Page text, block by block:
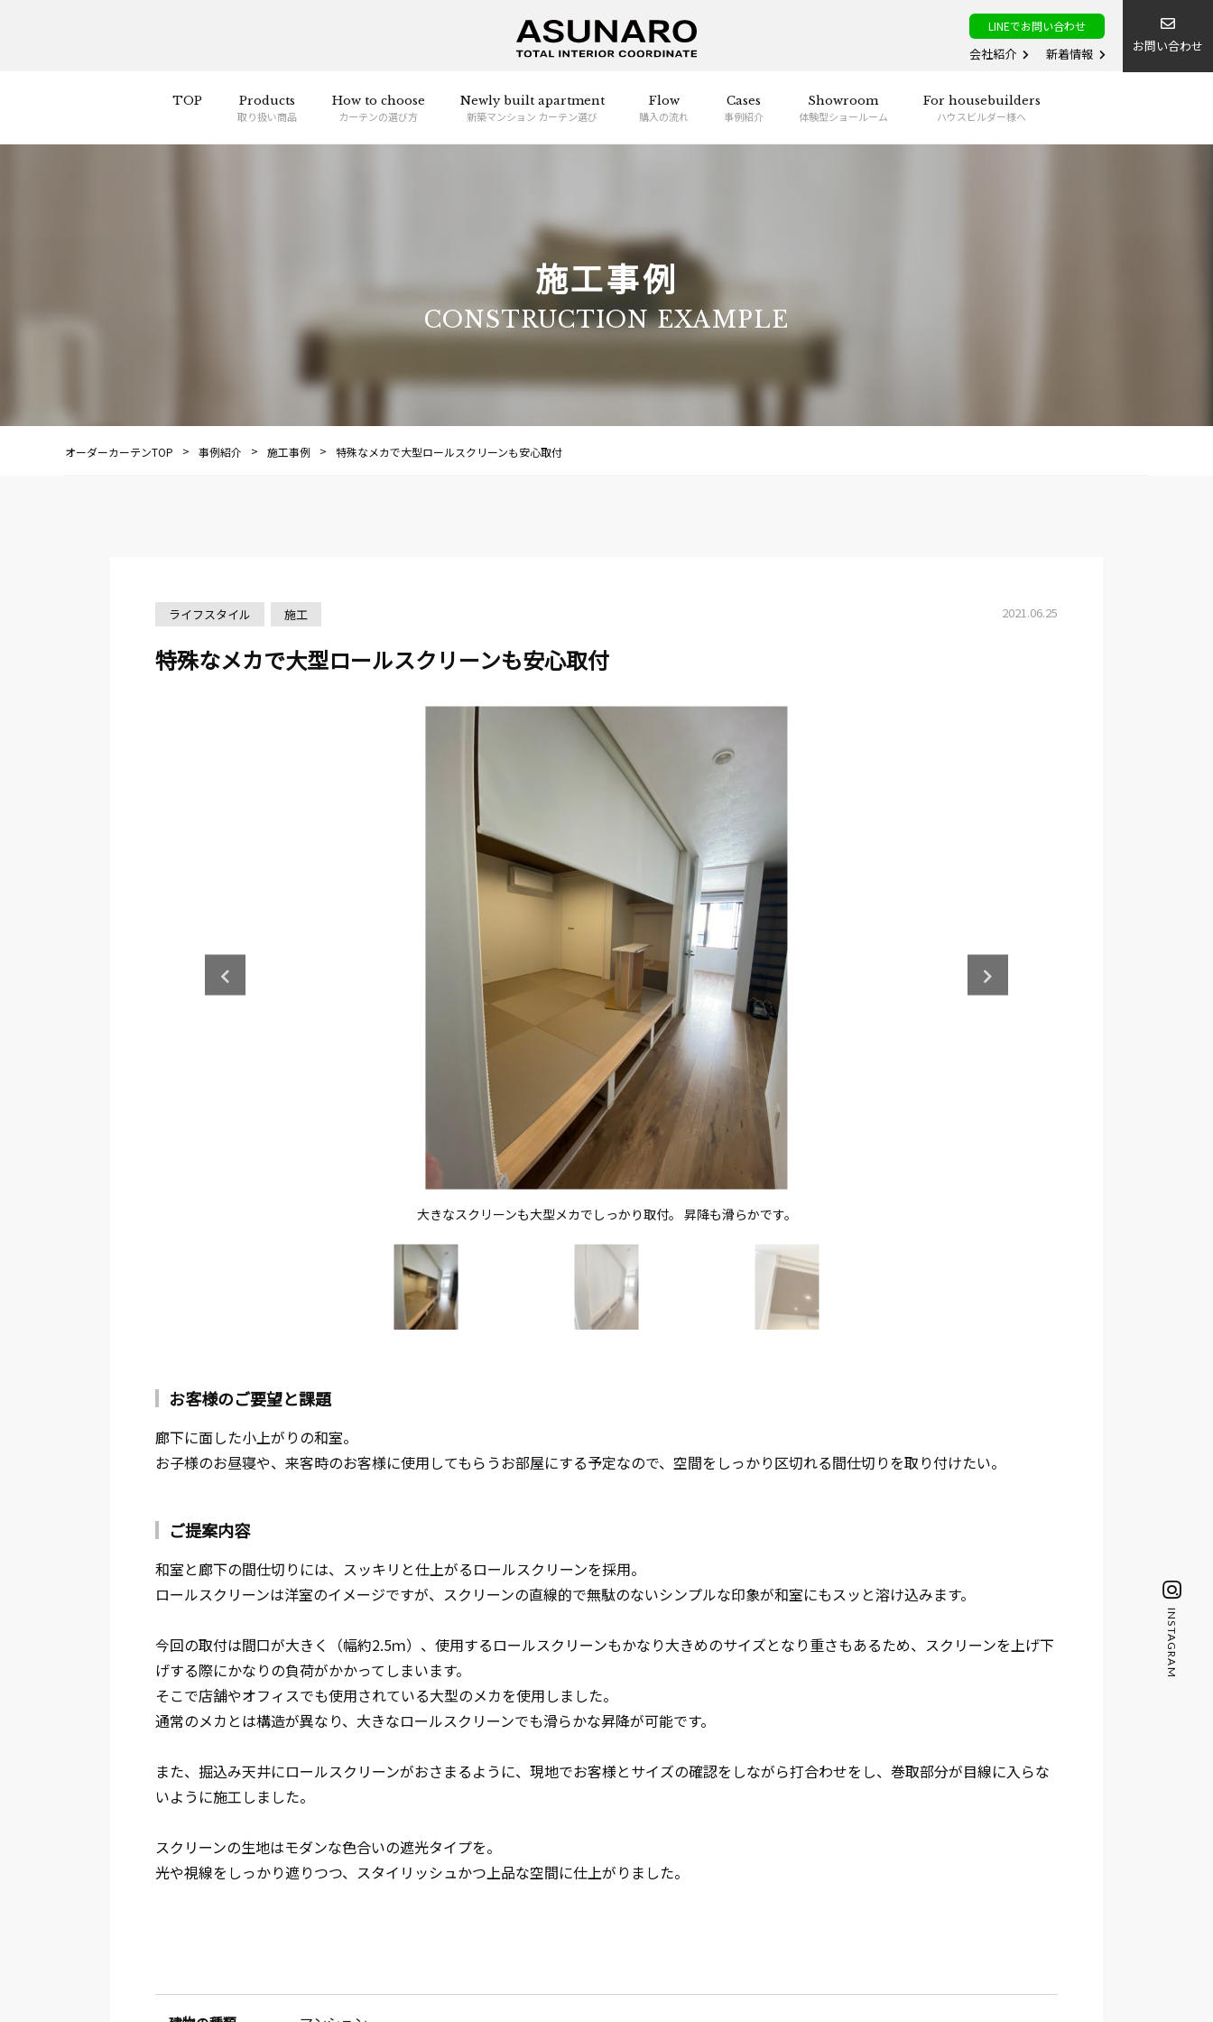
LINEでお問い合わせ
会社紹介 新着情報 お問い合わせ
TOP Products
取り扱い商品
How to choose
カーテンの選び方
Newly built apartment
新築マンション カーテン選び
Flow
購入の流れ
Cases
事例紹介
Showroom
体験型ショールーム
For housebuilders
ハウスビルダー様へ
施工事例
CONSTRUCTION EXAMPLE
オーダーカーテンTOP 事例紹介 施工事例 特殊なメカで大型ロールスクリーンも安心取付
ライフスタイル 施工 2021.06.25
特殊なメカで大型ロールスクリーンも安心取付
大きなスクリーンも大型メカでしっかり取付。 昇降も滑らかです。
お客様のご要望と課題
廊下に面した小上がりの和室。
お子様のお昼寝や、来客時のお客様に使用してもらうお部屋にする予定なので、空間をしっかり区切れる間仕切りを取り付けたい。
ご提案内容
和室と廊下の間仕切りには、スッキリと仕上がるロールスクリーンを採用。
ロールスクリーンは洋室のイメージですが、スクリーンの直線的で無駄のないシンプルな印象が和室にもスッと溶け込みます。
今回の取付は間口が大きく（幅約2.5ｍ）、使用するロールスクリーンもかなり大きめのサイズとなり重さもあるため、スクリーンを上げ下
げする際にかなりの負荷がかかってしまいます。
そこで店舗やオフィスでも使用されている大型のメカを使用しました。
通常のメカとは構造が異なり、大きなロールスクリーンでも滑らかな昇降が可能です。
また、掘込み天井にロールスクリーンがおさまるように、現地でお客様とサイズの確認をしながら打合わせをし、巻取部分が目線に入らな
いように施工しました。
スクリーンの生地はモダンな色合いの遮光タイプを。
光や視線をしっかり遮りつつ、スタイリッシュかつ上品な空間に仕上がりました。
INSTAGRAM